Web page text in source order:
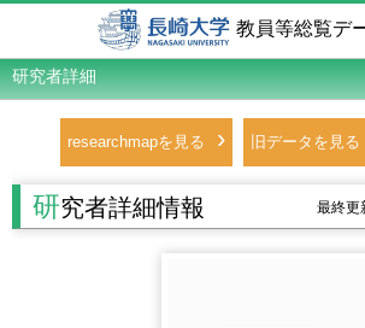
教員等総覧デ
研究者詳細
researchmapを見る › 旧データを見る
研究者詳細情報 最終更